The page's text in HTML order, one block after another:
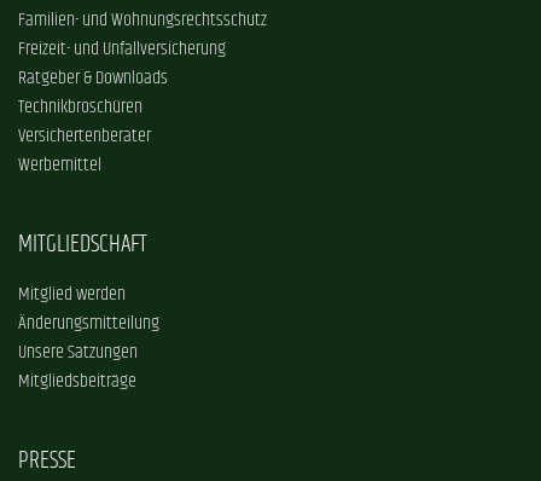
Familien- und Wohnungsrechtsschutz
Freizeit- und Unfallversicherung
Ratgeber & Downloads
Technikbroschüren
Versichertenberater
Werbemittel
MITGLIEDSCHAFT
Mitglied werden
Änderungsmitteilung
Unsere Satzungen
Mitgliedsbeiträge
PRESSE